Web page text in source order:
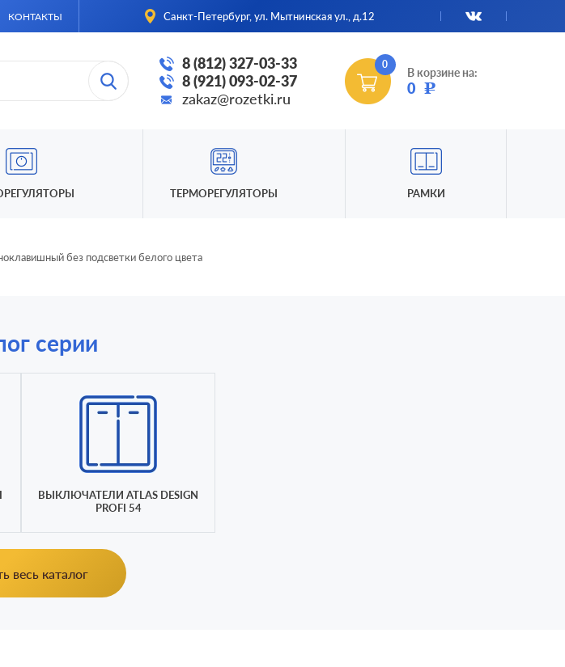
КОНТАКТЫ Санкт-Петербург, ул. Мытнинская ул., д.12
8 (812) 327-03-33
8 (921) 093-02-37
zakaz@rozetki.ru
0
В корзине на:
0Р
ТЕРМОРЕГУЛЯТОРЫ РАМКИ
без подсветки белого цвета
серии
ВЫКЛЮЧАТЕЛИ ATLAS DESIGN
PROFI 54
весь каталог